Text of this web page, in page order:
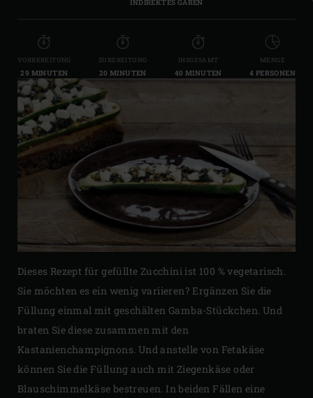
INDIREKTES GAREN
VORBEREITUNG
29 MINUTEN
ZUBEREITUNG
20 MINUTEN
INSGESAMT
40 MINUTEN
MENGE
4 PERSONEN
Dieses Rezept für gefüllte Zucchini ist 100 % vegetarisch.
Sie möchten es ein wenig variieren? Ergänzen Sie die
Füllung einmal mit geschälten Gamba-Stückchen. Und
braten Sie diese zusammen mit den
Kastanienchampignons. Und anstelle von Fetakäse
können Sie die Füllung auch mit Ziegenkäse oder
Blauschimmelkäse bestreuen. In beiden Fällen eine